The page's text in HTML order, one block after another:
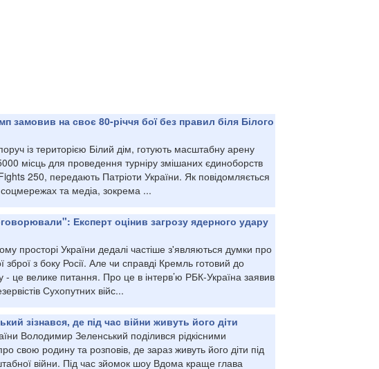
замовив на своє 80-річчя бої без правил біля Білого
із територією Білий дім, готують масштабну арену
місць для проведення турніру змішаних єдиноборств
250, передають Патріоти України. Як повідомляється
соцмережах та медіа, зокрема ...
Експерт оцінив загрозу ядерного удару
просторі України дедалі частіше з'являються думки про
зброї з боку Росії. Але чи справді Кремль готовий до
- це велике питання. Про це в інтерв’ю РБК-Україна заявив
Сухопутних війс...
зізнався, де під час війни живуть його діти
Володимир Зеленський поділився рідкісними
свою родину та розповів, де зараз живуть його діти під
війни. Під час зйомок шоу Вдома краще глава